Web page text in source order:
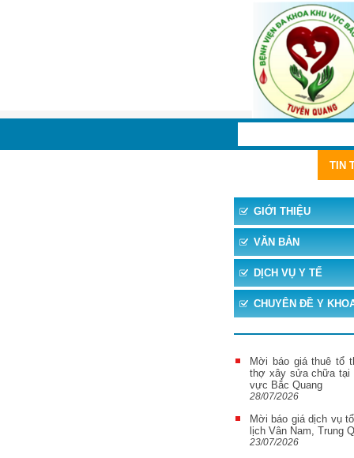
TIN
GIỚI THIỆU
VĂN BẢN
DỊCH VỤ Y TẾ
CHUYÊN ĐỀ Y
Mời báo giá thuê tổ
thợ xây sửa chữa tại
vực Bắc Quang
28/07/2026
Mời báo giá dịch vụ
lịch Vân Nam, Trung
23/07/2026